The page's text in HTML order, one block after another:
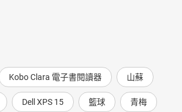
Kobo Clara 電子書閱讀器 山蘇
Dell XPS 15 籃球 青梅